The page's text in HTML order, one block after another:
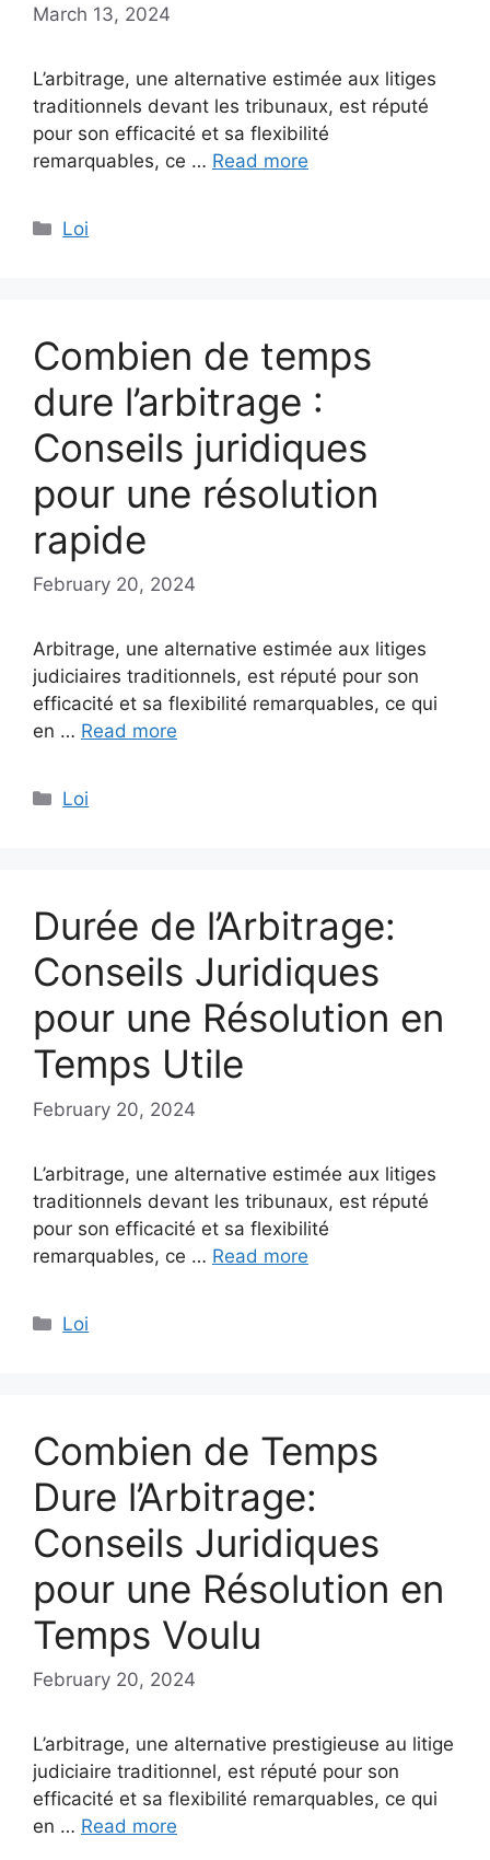
March 13, 2024
L’arbitrage, une alternative estimée aux litiges
traditionnels devant les tribunaux, est réputé
pour son efficacité et sa flexibilité
remarquables, ce … Read more
Categories
Loi
Combien de temps
dure l’arbitrage :
Conseils juridiques
pour une résolution
rapide
February 20, 2024
Arbitrage, une alternative estimée aux litiges
judiciaires traditionnels, est réputé pour son
efficacité et sa flexibilité remarquables, ce qui
en … Read more
Categories
Loi
Durée de l’Arbitrage:
Conseils Juridiques
pour une Résolution en
Temps Utile
February 20, 2024
L’arbitrage, une alternative estimée aux litiges
traditionnels devant les tribunaux, est réputé
pour son efficacité et sa flexibilité
remarquables, ce … Read more
Categories
Loi
Combien de Temps
Dure l’Arbitrage:
Conseils Juridiques
pour une Résolution en
Temps Voulu
February 20, 2024
L’arbitrage, une alternative prestigieuse au litige
judiciaire traditionnel, est réputé pour son
efficacité et sa flexibilité remarquables, ce qui
en … Read more